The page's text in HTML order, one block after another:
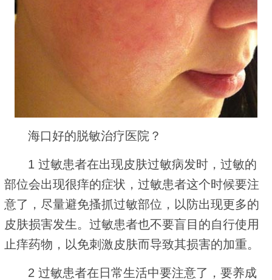
海口好的脱敏治疗医院？
1 过敏患者在出现皮肤过敏病发时，过敏的
部位会出现很痒的症状，过敏患者这个时候要注
意了，尽量避免搔抓过敏部位，以防出现更多的
皮肤损害发生。过敏患者也不要盲目的自行使用
止痒药物，以免刺激皮肤而导致其损害的加重。
2 过敏患者在日常生活中要注意了，要养成